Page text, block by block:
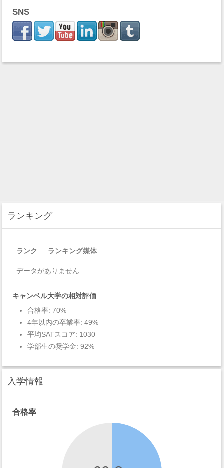
SNS
ランキング
ランク ランキング媒体
データがありません
キャンベル大学の相対評価
合格率: 70%
4年以内の卒業率: 49%
平均SATスコア: 1030
学部生の奨学金: 92%
入学情報
合格率